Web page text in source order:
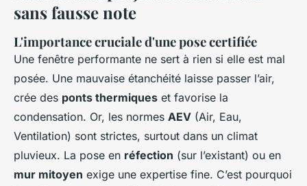
sans fausse note
L'importance cruciale d'une pose certifiée
Une fenêtre performante ne sert à rien si elle est mal
posée. Une mauvaise étanchéité laisse passer l’air,
crée des ponts thermiques et favorise la
condensation. Or, les normes AEV (Air, Eau,
Ventilation) sont strictes, surtout dans un climat
pluvieux. La pose en réfection (sur l’existant) ou en
mur mitoyen exige une expertise fine. C’est pourquoi